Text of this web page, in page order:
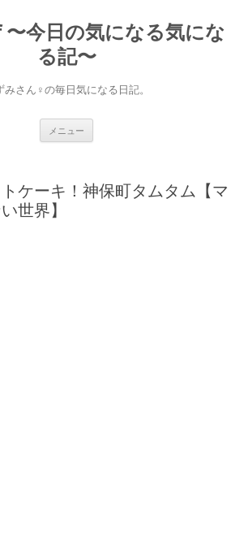
今日の気になる気にな
る記〜
みさん♀の毎日気になる日記。
メニュー
ケーキ！神保町タムタム【マ
世界】